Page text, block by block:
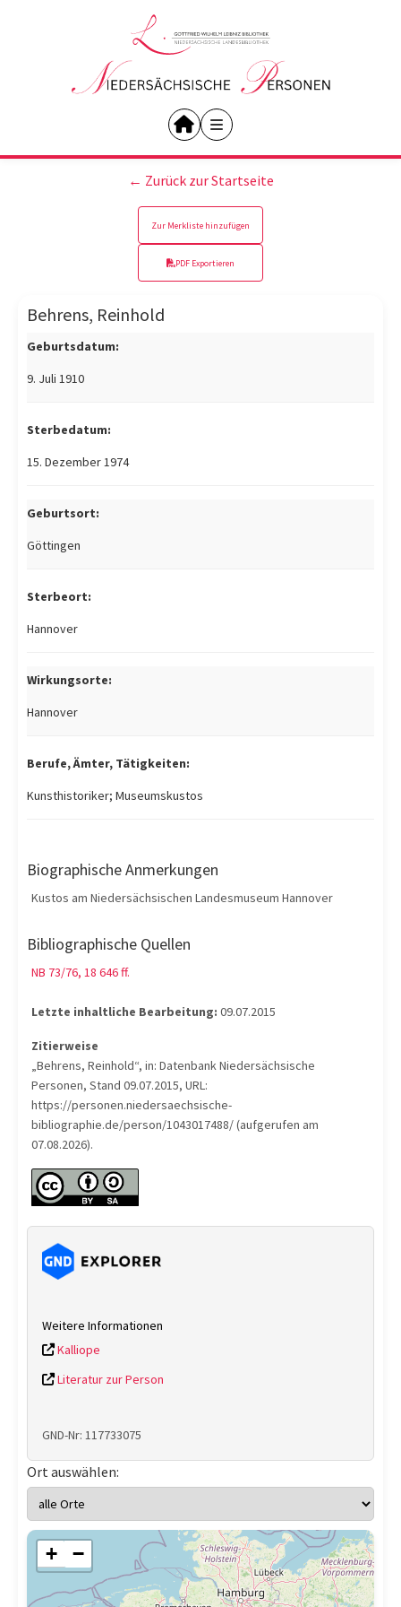
← Zurück zur Startseite
Zur Merkliste hinzufügen
PDF Exportieren
Behrens, Reinhold
Geburtsdatum:
9. Juli 1910
Sterbedatum:
15. Dezember 1974
Geburtsort:
Göttingen
Sterbeort:
Hannover
Wirkungsorte:
Hannover
Berufe, Ämter, Tätigkeiten:
Kunsthistoriker; Museumskustos
Biographische Anmerkungen
Kustos am Niedersächsischen Landesmuseum Hannover
Bibliographische Quellen
NB 73/76, 18 646 ff.
Letzte inhaltliche Bearbeitung: 09.07.2015
Zitierweise
„Behrens, Reinhold“, in: Datenbank Niedersächsische
Personen, Stand 09.07.2015, URL:
https://personen.niedersaechsische-
bibliographie.de/person/1043017488/ (aufgerufen am
07.08.2026).
Weitere Informationen
Kalliope
Literatur zur Person
GND-Nr: 117733075
Ort auswählen:
+ −